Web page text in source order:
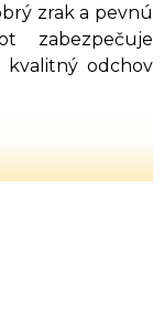
zrak a pevnú
zabezpečuje
odchov